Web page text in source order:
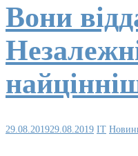
Вони
29.08.201929.08.2019 IT